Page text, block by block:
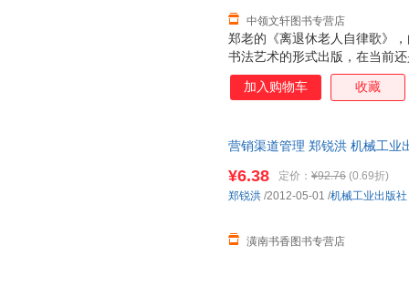
郑老的《离退休老人自律歌》
书法艺术的形式出版，在当前
得庆贺和颂扬的。 郑老是一九
一直战斗、工作、学习、生活
落，敬业奉献，同时平易近人
的奋斗生涯，无愧当年；展望
的《自律歌》，与其说是他与
中领文轩图书专营店
加入购物车 收藏
营销渠道管理 郑锐洪 机械工业
¥6.38 定价： ¥92.76 (0.69折)
潢南书香图书专营店
郑锐洪 /2012-05-01 /机械工业出版社